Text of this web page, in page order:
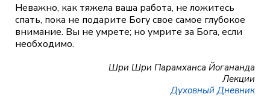
Неважно, как тяжела ваша работа, не ложитесь
спать, пока не подарите Богу свое самое глубокое
внимание. Вы не умрете; но умрите за Бога, если
необходимо.
Шри Шри Парамханса Йогананда
Лекции
Духовный Дневник